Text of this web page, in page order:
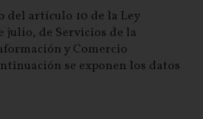
del artículo 10 de la Ley
julio, de Servicios de la
y Comercio
se exponen los datos